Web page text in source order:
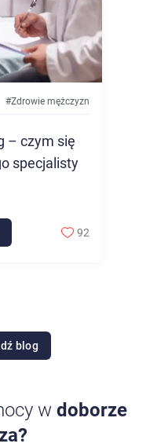
#Zdrowie mężczyzn
– czym się
specjalisty
92
blog
w doborze